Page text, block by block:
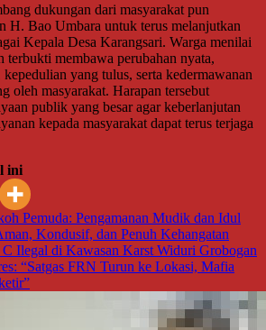
dukungan dari masyarakat pun
H. Bao Umbara untuk terus melanjutkan
Kepala Desa Karangsari. Warga menilai
terbukti membawa perubahan nyata,
yang tulus, serta kedermawanan
oleh masyarakat. Harapan tersebut
publik yang besar agar keberlanjutan
kepada masyarakat dapat terus terjaga
ini
Pemuda: Pengamanan Mudik dan Idul
Kondusif, dan Penuh Kehangatan
Ilegal di Kawasan Karst Widuri Grobogan
“Satgas FRN Turun ke Lokasi, Mafia